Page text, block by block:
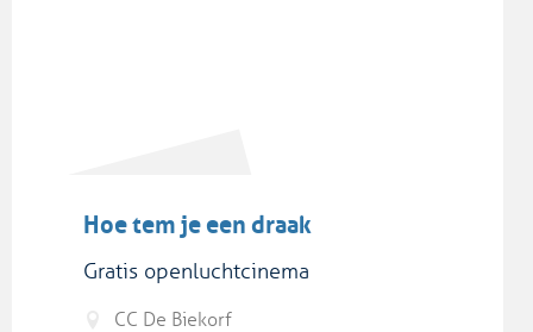
Hoe tem je een draak
Gratis openluchtcinema
CC De Biekorf